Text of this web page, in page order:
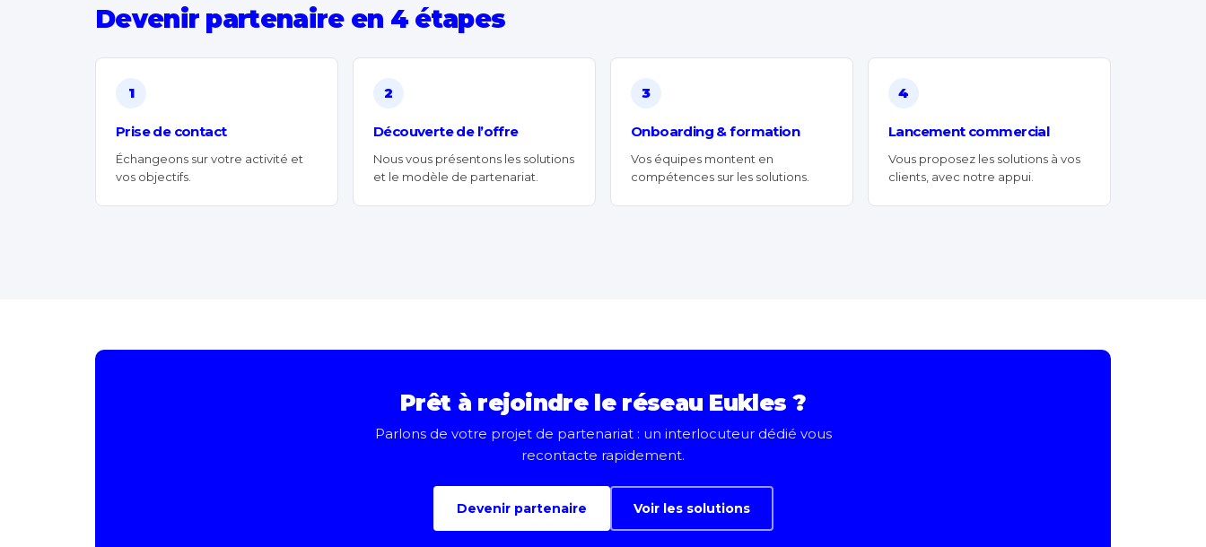
Devenir partenaire en 4 étapes
1
Prise de contact
Échangeons sur votre activité et
vos objectifs.
2
Découverte de l’offre
Nous vous présentons les solutions
et le modèle de partenariat.
3
Onboarding & formation
Vos équipes montent en
compétences sur les solutions.
4
Lancement commercial
Vous proposez les solutions à vos
clients, avec notre appui.
Prêt à rejoindre le réseau Eukles ?
Parlons de votre projet de partenariat : un interlocuteur dédié vous
recontacte rapidement.
Devenir partenaire Voir les solutions